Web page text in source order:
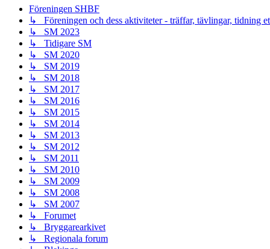
Föreningen SHBF
↳ Föreningen och dess aktiviteter - träffar, tävlingar, tidning
↳ SM 2023
↳ Tidigare SM
↳ SM 2020
↳ SM 2019
↳ SM 2018
↳ SM 2017
↳ SM 2016
↳ SM 2015
↳ SM 2014
↳ SM 2013
↳ SM 2012
↳ SM 2011
↳ SM 2010
↳ SM 2009
↳ SM 2008
↳ SM 2007
↳ Forumet
↳ Bryggarearkivet
↳ Regionala forum